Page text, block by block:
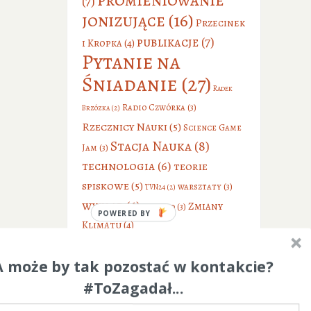
jonizujące (16) Przecinek
i Kropka(4) publikacje(7)
Pytanie na
Śniadanie (27) Radek
Brzózka(2) Radio Czwórka(3)
Rzecznicy Nauki(5)Science Game
Jam (3) Stacja Nauka(8)
technologia(6) teorie
spiskowe(5) TVN24(2) warsztaty(3)
wykład(6)wywiad(3) Zmiany
Klimatu(4)
może by tak pozostać w kontakcie?
#ToZagadał...
POWERED BY